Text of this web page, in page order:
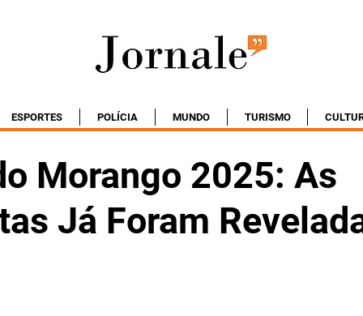
ESPORTES POLÍCIA MUNDO TURISMO
Morango 2025: As
Já Foram